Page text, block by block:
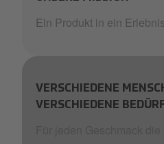
Ein Produkt in ein
VERSCHIEDENE
VERSCHIEDENE